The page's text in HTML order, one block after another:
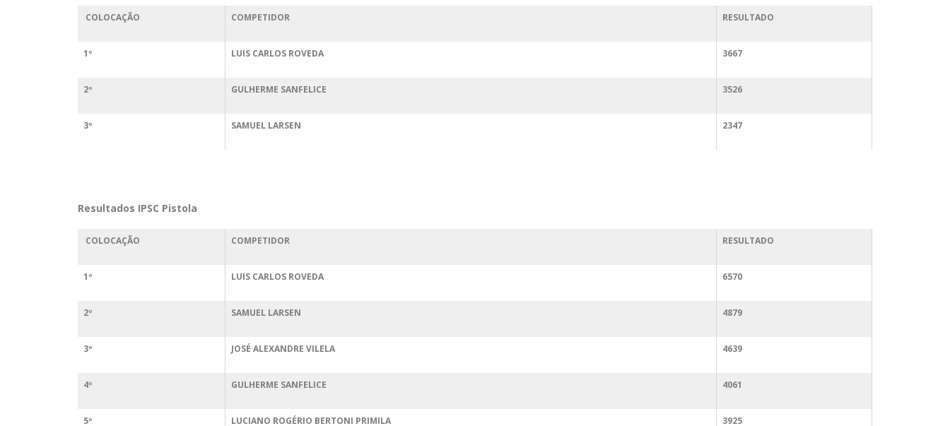
COLOCAÇÃO COMPETIDOR RESULTADO
1º LUIS CARLOS ROVEDA 3667
2º GULHERME SANFELICE 3526
3º SAMUEL LARSEN 2347
Resultados IPSC Pistola
COLOCAÇÃO COMPETIDOR RESULTADO
1º LUIS CARLOS ROVEDA 6570
2º SAMUEL LARSEN 4879
3º JOSÉ ALEXANDRE VILELA 4639
4º GULHERME SANFELICE 4061
5º LUCIANO ROGÉRIO BERTONI PRIMILA 3925